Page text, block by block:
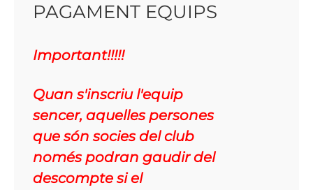
PAGAMENT EQUIPS
Important!!!!!
Quan s'inscriu l'equip
sencer, aquelles persones
que són socies del club
només podran gaudir del
descompte si el